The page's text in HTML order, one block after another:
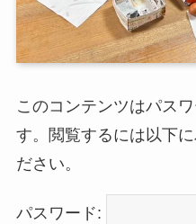
このコンテンツはパス
す。閲覧するには以下
ださい。
パスワード: